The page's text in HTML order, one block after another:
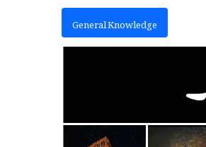
General Knowledge